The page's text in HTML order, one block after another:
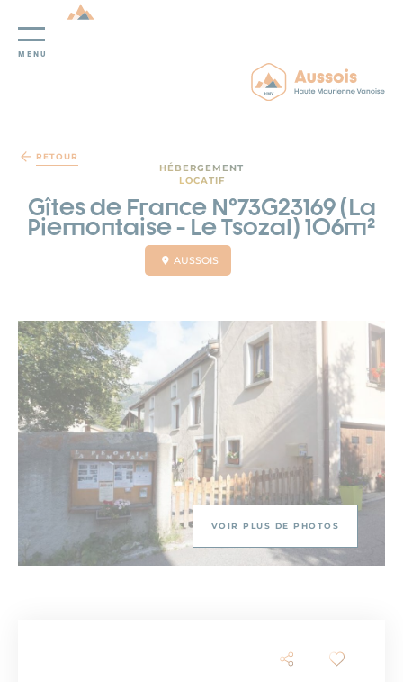
MENU
RETOUR
HÉBERGEMENT
LOCATIF
Gîtes de France N°73G23169 (La
Piemontaise - Le Tsozal) 106m²
AUSSOIS
VOIR PLUS DE PHOTOS